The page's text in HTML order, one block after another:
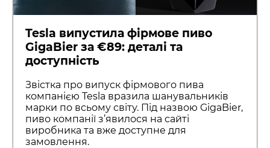
Tesla випустила фірмове пиво
GigaBier за €89: деталі та
доступність
Звістка про випуск фірмового пива
компанією Tesla вразила шанувальників
марки по всьому світу. Під назвою GigaBier,
пиво компанії з’явилося на сайті
виробника та вже доступне для
замовлення.